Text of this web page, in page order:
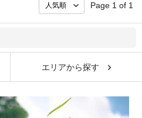
Page 1 of 1
エリアから探す